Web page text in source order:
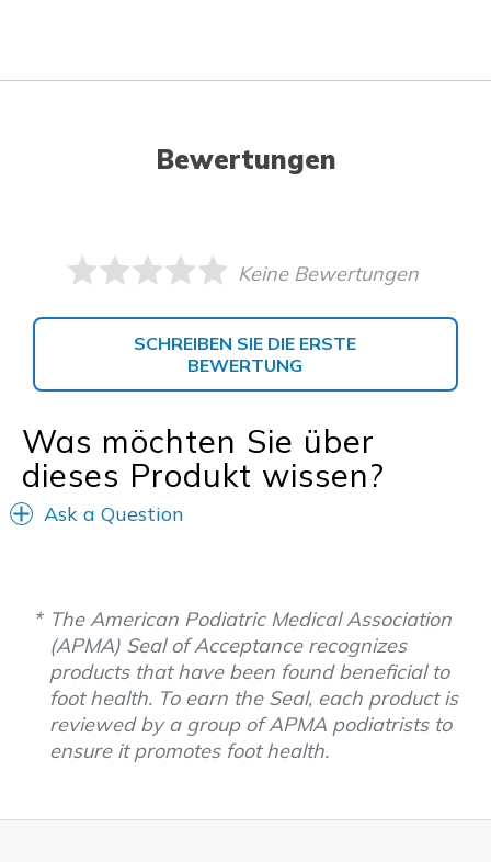
Bewertungen
Keine Bewertungen
SCHREIBEN SIE DIE ERSTE
BEWERTUNG
Was möchten Sie über
dieses Produkt wissen?
Ask a Question
The American Podiatric Medical Association
(APMA) Seal of Acceptance recognizes
products that have been found beneficial to
foot health. To earn the Seal, each product is
reviewed by a group of APMA podiatrists to
ensure it promotes foot health.